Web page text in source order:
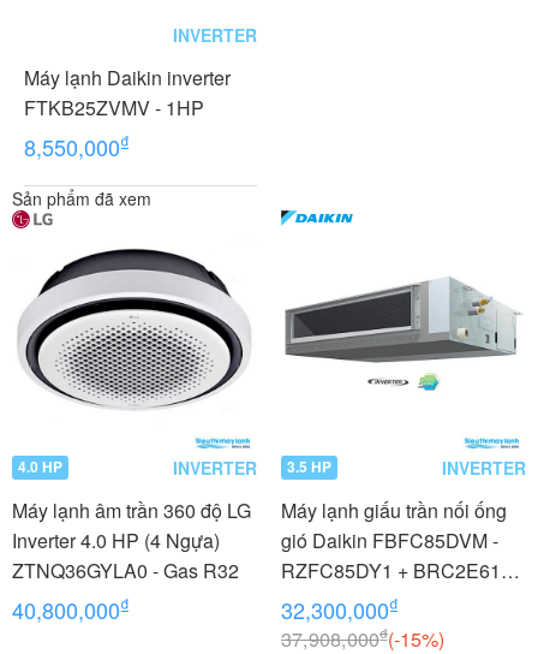
INVERTER
Máy lạnh Daikin inverter
FTKB25ZVMV - 1HP
8,550,000₫
Sản phẩm đã xem
4.0 HP INVERTER
Máy lạnh âm trần 360 độ LG
Inverter 4.0 HP (4 Ngựa)
ZTNQ36GYLA0 - Gas R32
40,800,000₫
3.5 HP INVERTER
Máy lạnh giấu trần nối ống
gió Daikin FBFC85DVM -
RZFC85DY1 + BRC2E61
3.5 HP (3.5 Ngựa) Inverter -
3 pha
32,300,000₫
37,908,000₫(-15%)